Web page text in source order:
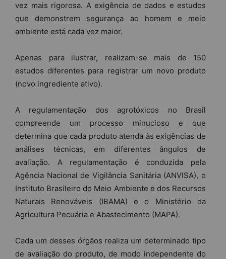
vez mais rigorosa. A exigência de dados e estudos
que demonstrem segurança ao homem e meio
ambiente está cada vez maior.
Apenas para ilustrar, realizam-se mais de 150
estudos diferentes para registrar um novo produto
(novo ingrediente ativo).
A regulamentação dos agrotóxicos no Brasil
compreende um processo minucioso e que
determina que cada produto atenda às exigências de
análises técnicas, em diferentes ângulos de
avaliação. A regulamentação é conduzida pela
Agência Nacional de Vigilância Sanitária (ANVISA), o
Instituto Brasileiro do Meio Ambiente e dos Recursos
Naturais Renováveis (IBAMA) e o Ministério da
Agricultura Pecuária e Abastecimento (MAPA).
Cada um desses órgãos realiza um determinado tipo
de avaliação do produto, de modo independente do